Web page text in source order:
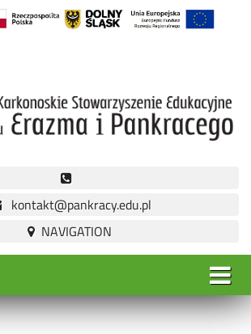
kontakt@pankracy.edu.pl